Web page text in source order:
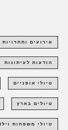
אירועים ותחרויות
הודעות לעיתונות
טיולי אופניים
טיולים בארץ
טיולי משפחות